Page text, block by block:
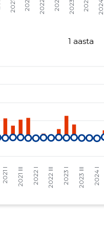
1 aasta